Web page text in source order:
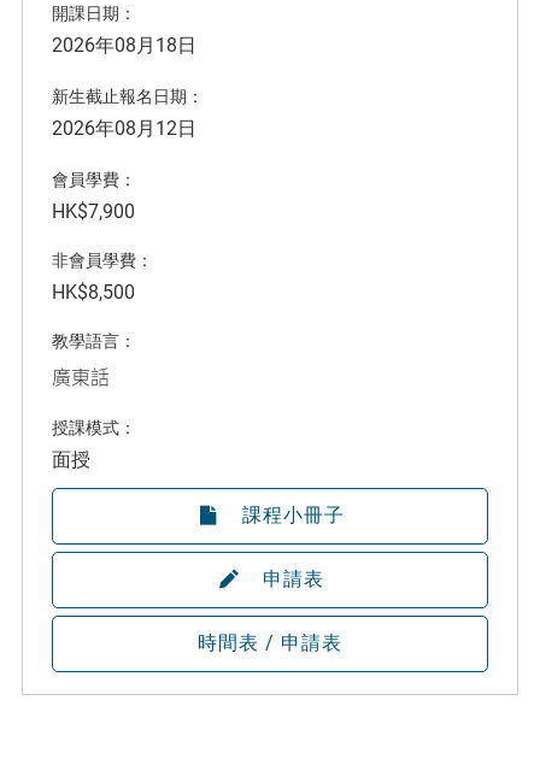
開課日期：
2026年08月18日
新生截止報名日期：
2026年08月12日
會員學費：
HK$7,900
非會員學費：
HK$8,500
教學語言：
廣東話
授課模式：
面授
課程小冊子
申請表
時間表 / 申請表